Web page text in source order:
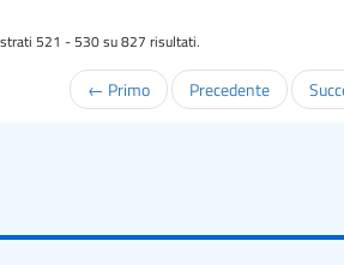
521 - 530 su 827 risultati.
← Primo Precedente